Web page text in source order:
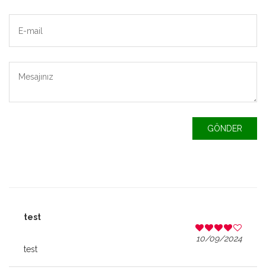
GÖNDER
test
10/09/2024
test